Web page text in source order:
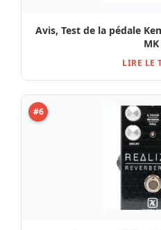
Avis, Test de la pédale
LIRE LE
#6